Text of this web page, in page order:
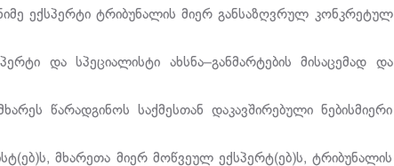
ექსპერტი ტრიბუნალის მიერ განსაზღვრულ კონკრეტულ
და სპეციალისტი ახსნა–განმარტების მისაცემად და
წარადგინოს საქმესთან დაკავშირებული ნებისმიერი
მხარეთა მიერ მოწვეულ ექსპერტ(ებ)ს, ტრიბუნალის